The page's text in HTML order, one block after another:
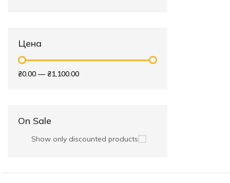
Цена
₴0.00 — ₴1,100.00
On Sale
Show only discounted products